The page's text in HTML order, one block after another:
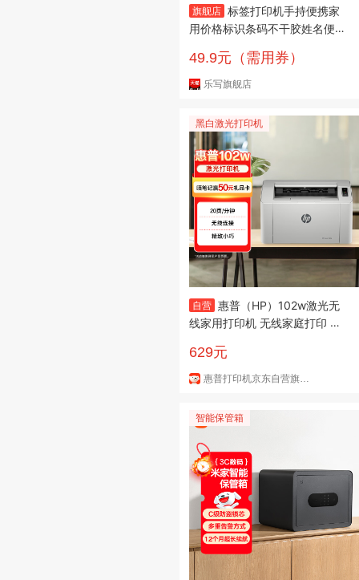
旗舰店 标签打印机手持便携家
用价格标识条码不干胶姓名便利
49.9元（需用券）
乐写旗舰店
黑白激光打印机
自营 惠普（HP）102w激光无
线家用打印机 无线家庭打印 学
印机
629元
惠普打印机京东自营旗舰店
智能保管箱